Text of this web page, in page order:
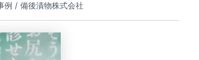
/ 備後漬物株式会社